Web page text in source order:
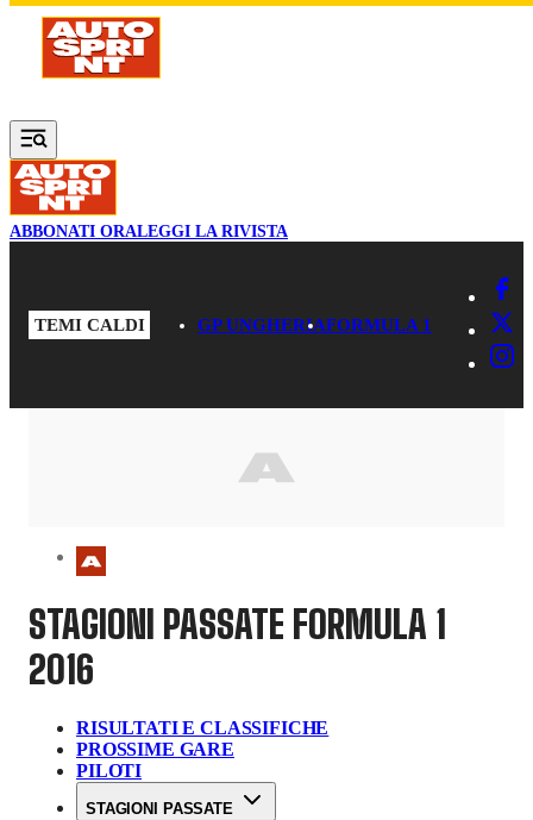
Vai al contenuto principale
ABBONATI ORALEGGI LA RIVISTA
TEMI CALDI GP UNGHERIAFORMULA 1
STAGIONI PASSATE FORMULA 1
2016
RISULTATI E CLASSIFICHE
PROSSIME GARE
PILOTI
STAGIONI PASSATE